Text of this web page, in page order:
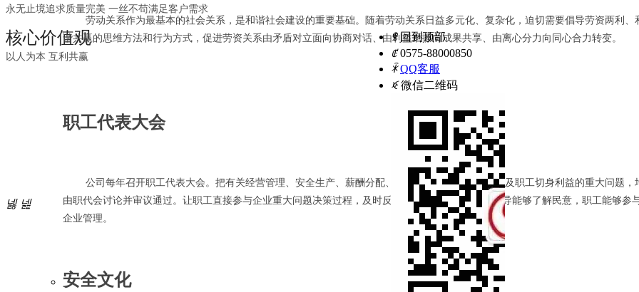
永无止境追求质量完美 一丝不苟满足客户需求
核心价值观
以 人为本 互利共赢
劳动关系作为最基本的社会关系，是和谐社会建设的重要基础。随着劳动关系日益多元化、复杂化，迫切需要倡导劳资两利、
谐共赢的思维方法和行为方式，促进劳资关系由矛盾对立面向协商对话、由利益磨擦向成果共享、由离心分力向同心合力转变。
职工代表大会
公司每年召开职工代表大会。把有关经营管理、安全生产、薪酬分配、绩效考核、企业文化等涉及职工切身利益的重大问题，
由职代会讨论并审议通过。让职工直接参与企业重大问题决策过程，及时反映职工的心声、使公司领导能够了解民意，职工能够参
企业管理。
安全文化
ꁸ 回到顶部
ꂅ 0575-88000850
ꁗ QQ客服
ꀥ 微信二维码
넳 넲